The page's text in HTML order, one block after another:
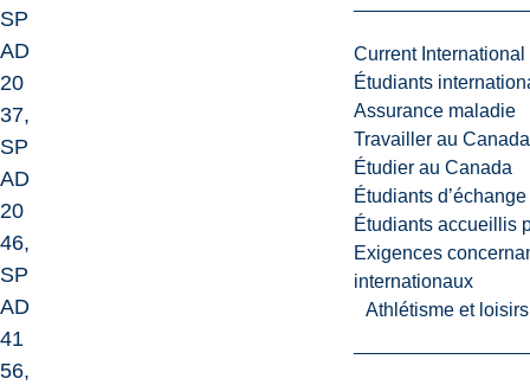
Current International
Étudiants
Assurance maladie
Travailler au Canada
Étudier au Canada
Étudiants
Étudiants accueillis
Exigences
internationaux
Athlétisme et
SP
AD
20
37,
SP
AD
20
46,
SP
AD
41
56,